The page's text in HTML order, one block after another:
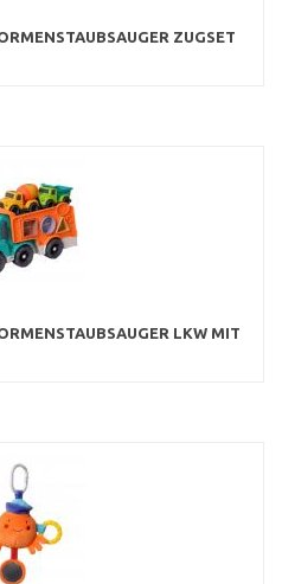
ZUGSET
LKW MIT